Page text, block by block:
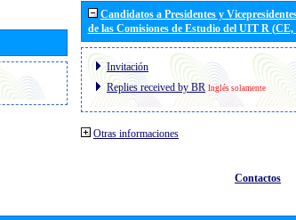
Candidatos a Presidentes y
de las Comisiones de Estudio del UIT R
Invitación
Replies received by BR Inglés solamente
Otras informaciones
Contactos